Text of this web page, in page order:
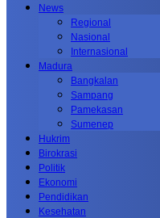
News
Regional
Nasional
Internasional
Madura
Bangkalan
Sampang
Pamekasan
Sumenep
Hukrim
Birokrasi
Politik
Ekonomi
Pendidikan
Kesehatan